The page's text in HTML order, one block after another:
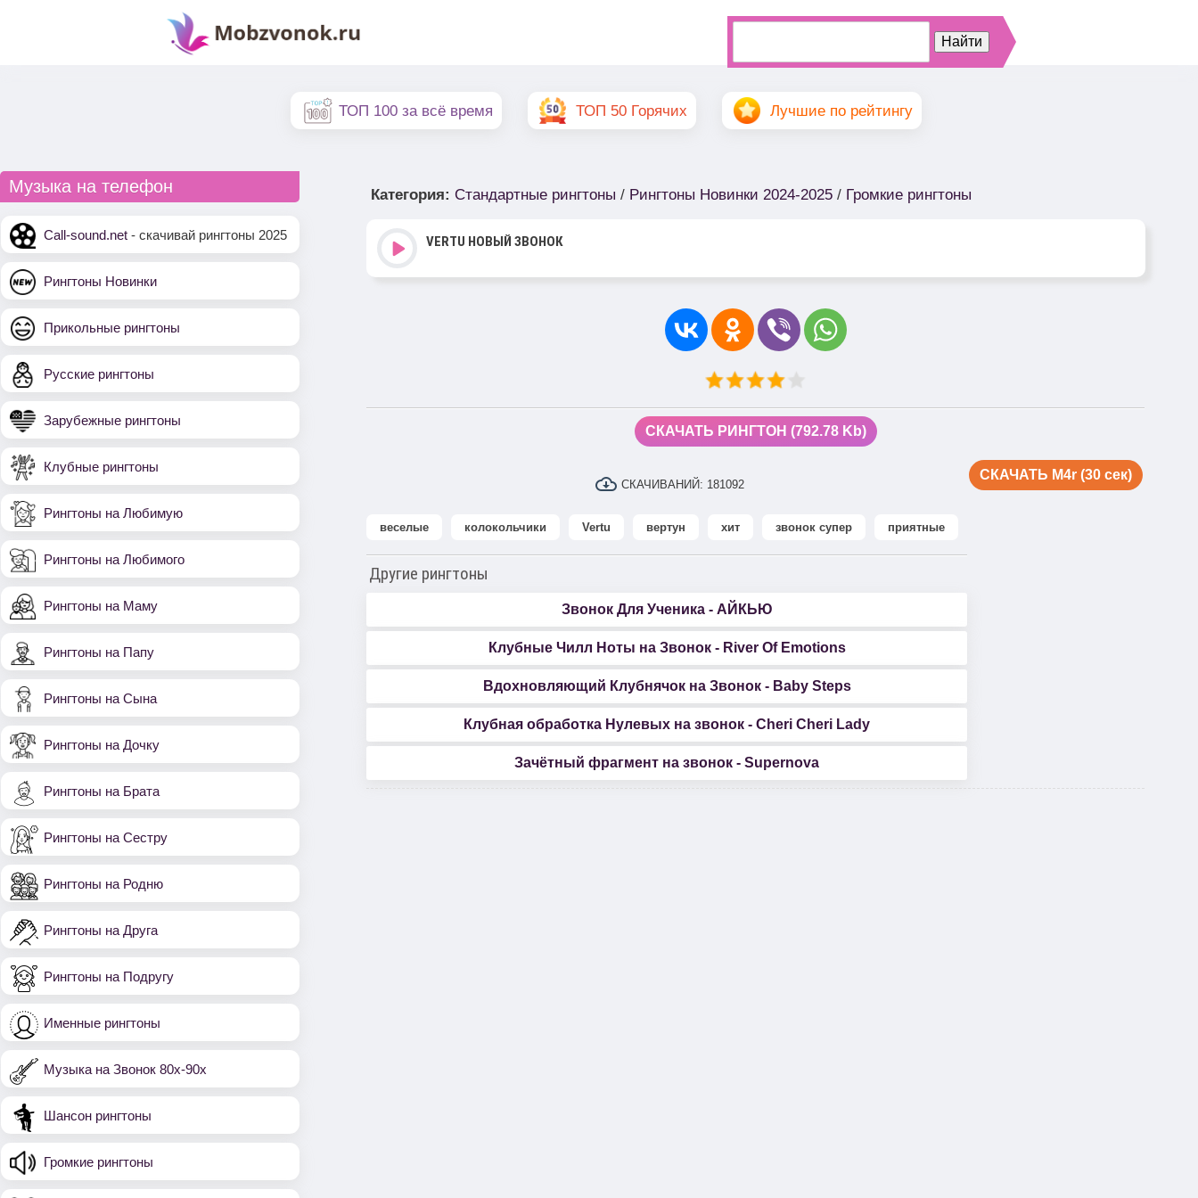
ТОП 100 за всё время ТОП 50 Горячих Лучшие по рейтингу
Музыка на телефон
Call-sound.net - скачивай рингтоны 2025
Рингтоны Новинки
Прикольные рингтоны
Русские рингтоны
Зарубежные рингтоны
Клубные рингтоны
Рингтоны на Любимую
Рингтоны на Любимого
Рингтоны на Маму
Рингтоны на Папу
Рингтоны на Сына
Рингтоны на Дочку
Рингтоны на Брата
Рингтоны на Сестру
Рингтоны на Родню
Рингтоны на Друга
Рингтоны на Подругу
Именные рингтоны
Музыка на Звонок 80х-90х
Шансон рингтоны
Громкие рингтоны
Категория: Стандартные рингтоны / Рингтоны Новинки 2024-2025 / Громкие рингтоны
VERTU НОВЫЙ ЗВОНОК
СКАЧАТЬ РИНГТОН (792.78 Kb)
СКАЧАТЬ M4r (30 сек)
СКАЧИВАНИЙ: 181092
веселые колокольчики Vertu вертун хит звонок супер приятные
Другие рингтоны
Звонок Для Ученика - АЙКЬЮ
Клубные Чилл Ноты на Звонок - River Of Emotions
Вдохновляющий Клубнячок на Звонок - Baby Steps
Клубная обработка Нулевых на звонок - Cheri Cheri Lady
Зачётный фрагмент на звонок - Supernova